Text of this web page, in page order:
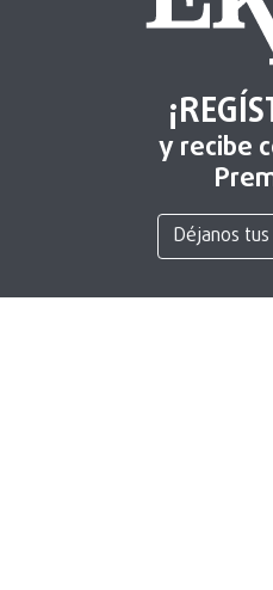
y recibe
Déjanos